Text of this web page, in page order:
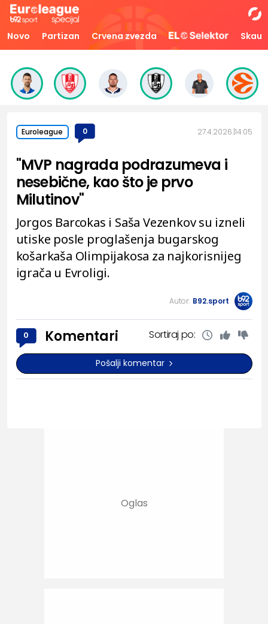
Novo Partizan Crvena zvezda Skaut
Euroleague 0 27.4.2026. 14:05
"MVP nagrada podrazumeva i
nesebične, kao što je prvo
Milutinov"
Jorgos Barcokas i Saša Vezenkov su izneli
utiske posle proglašenja bugarskog
košarkaša Olimpijakosa za najkorisnijeg
igrača u Evroligi.
Autor: B92.sport
0 Komentari Sortiraj po:
Pošalji komentar